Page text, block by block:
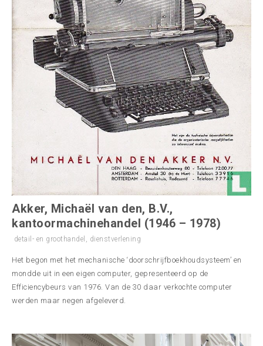
Akker, Michaël van den, B.V.,
kantoormachinehandel (1946 – 1978)
detail- en groothandel dienstverlening
Het begon met het mechanische ‘doorschrijfboekhoudsysteem’ en
mondde uit in een eigen computer, gepresenteerd op de
Efficiencybeurs van 1976. Van de 30 daar verkochte computer
werden maar negen afgeleverd.